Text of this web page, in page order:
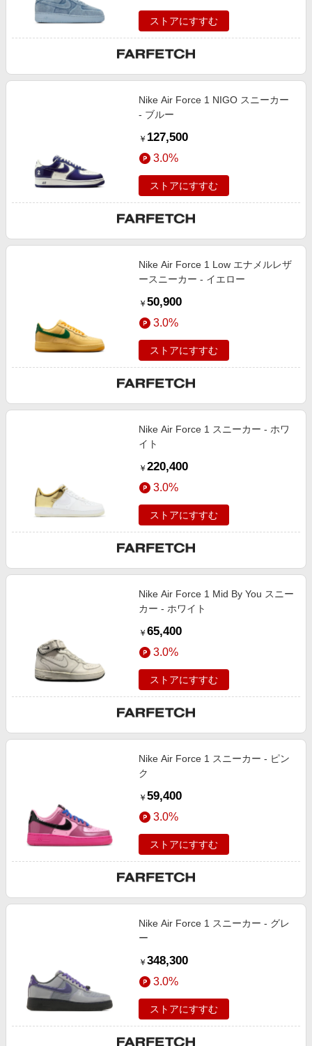
ストアにすすむ
Nike Air Force 1 NIGO スニーカー
- ブルー
￥ 127,500
3.0%
ストアにすすむ
Nike Air Force 1 Low エナメルレザ
ースニーカー - イエロー
￥ 50,900
3.0%
ストアにすすむ
Nike Air Force 1 スニーカー - ホワ
イト
￥ 220,400
3.0%
ストアにすすむ
Nike Air Force 1 Mid By You スニー
カー - ホワイト
￥ 65,400
3.0%
ストアにすすむ
Nike Air Force 1 スニーカー - ピン
ク
￥ 59,400
3.0%
ストアにすすむ
Nike Air Force 1 スニーカー - グレ
ー
￥ 348,300
3.0%
ストアにすすむ